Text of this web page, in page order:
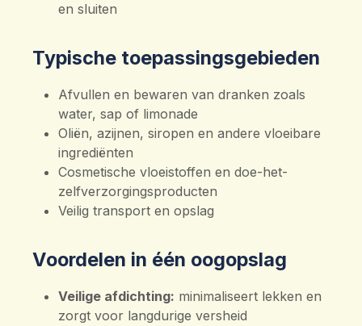
en sluiten
Typische toepassingsgebieden
Afvullen en bewaren van dranken zoals
water, sap of limonade
Oliën, azijnen, siropen en andere vloeibare
ingrediënten
Cosmetische vloeistoffen en doe-het-
zelfverzorgingsproducten
Veilig transport en opslag
Voordelen in één oogopslag
Veilige afdichting: minimaliseert lekken en
zorgt voor langdurige versheid